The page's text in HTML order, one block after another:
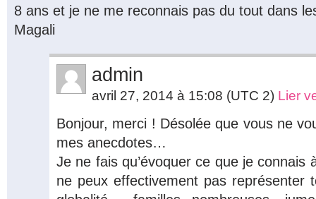
8 ans et je ne me reconnais pas du tout dans
Magali
admin
avril 27, 2014 à 15:08 (UTC 2) Lier
Bonjour, merci ! Désolée que vous ne
mes anecdotes…
Je ne fais qu’évoquer ce que je connais
ne peux effectivement pas représenter